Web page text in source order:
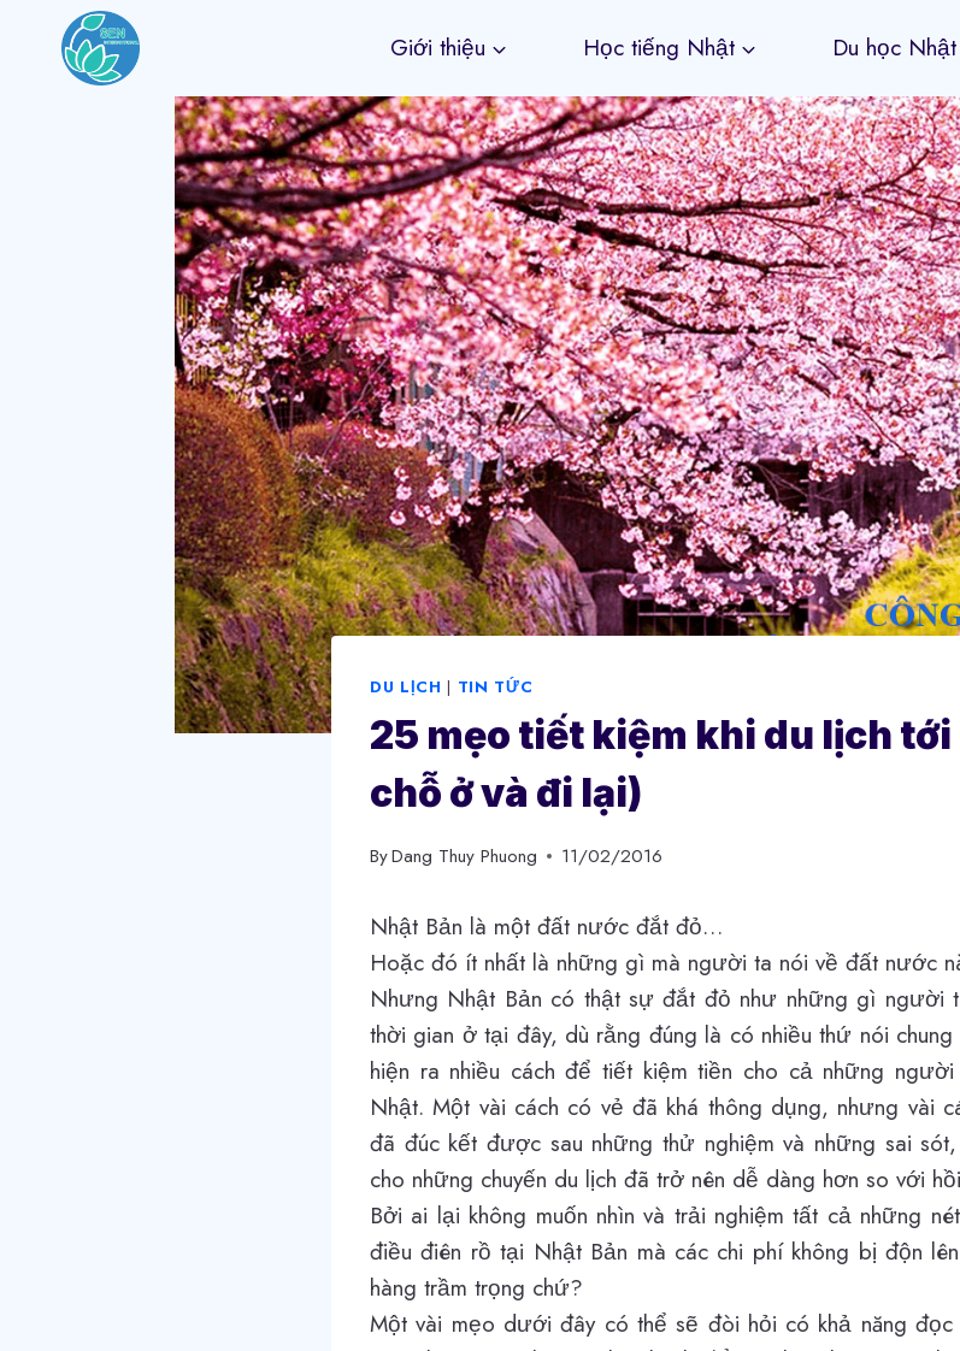
Giới thiệu Học tiếng Nhật Du học
DU LỊCH | TIN TỨC
25 mẹo tiết kiệm khi du lịch tới
chỗ ở và đi lại)
ByDang Thuy Phuong 11/02/2016
Nhật Bản là một đất nước đắt đỏ…
Hoặc đó ít nhất là những gì mà người ta nói về đất nước
Nhưng Nhật Bản có thật sự đắt đỏ như những gì người
thời gian ở tại đây, dù rằng đúng là có nhiều thứ nói
hiện ra nhiều cách để tiết kiệm tiền cho cả những
Nhật. Một vài cách có vẻ đã khá thông dụng, nhưng vài
đã đúc kết được sau những thử nghiệm và những sai
cho những chuyến du lịch đã trở nên dễ dàng hơn so với
Bởi ai lại không muốn nhìn và trải nghiệm tất cả những
điều điên rồ tại Nhật Bản mà các chi phí không bị độn
hàng trầm trọng chứ?
Một vài mẹo dưới đây có thể sẽ đòi hỏi có khả năng